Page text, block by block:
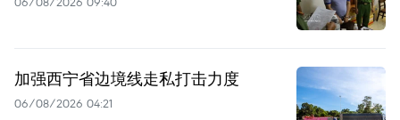
加强西宁省边境线走私打击力度
06/08/2026 04:21